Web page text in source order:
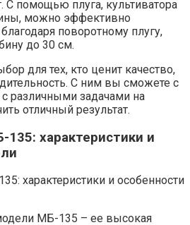
С помощью плуга, культиватора
можно эффективно
поворотному плугу,
до 30 см.
для тех, кто ценит качество,
С ним вы сможете с
различными задачами на
отличный результат.
характеристики и
МБ-135 – ее высокая